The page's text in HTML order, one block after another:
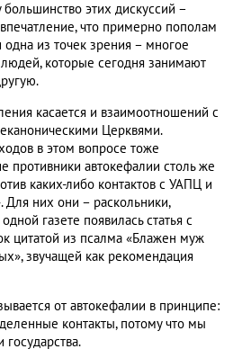
этих дискуссий –
что примерно пополам
из точек зрения – многое
которые сегодня занимают
касается и взаимоотношений с
Церквями.
в этом вопросе тоже
противники автокефалии столь же
каких-либо контактов с УАПЦ и
Для них они – раскольники,
газете появилась статья с
цитатой из псалма «Блажен муж
звучащей как рекомендация
от автокефалии в принципе:
контакты, потому что мы